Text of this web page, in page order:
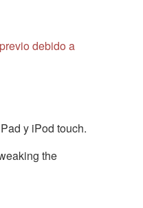
debido a
y iPod touch.
the